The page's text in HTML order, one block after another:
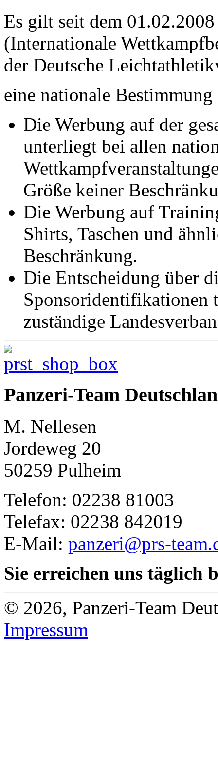
Es gilt seit dem
(Internationale
der Deutsche
eine nationale
Die Werbung auf der
unterliegt bei allen
Größe keiner
Die Werbung auf
Shirts, Taschen und
Beschränkung.
Die Entscheidung über
Sponsoridentifikationen
zuständige
Panzeri-Team
M. Nellesen
Jordeweg 20
50259 Pulheim
Telefon: 02238 81003
Telefax: 02238 842019
E-Mail: panzeri@prs-
Sie erreichen uns täglich
© 2026, Panzeri-Team
Impressum